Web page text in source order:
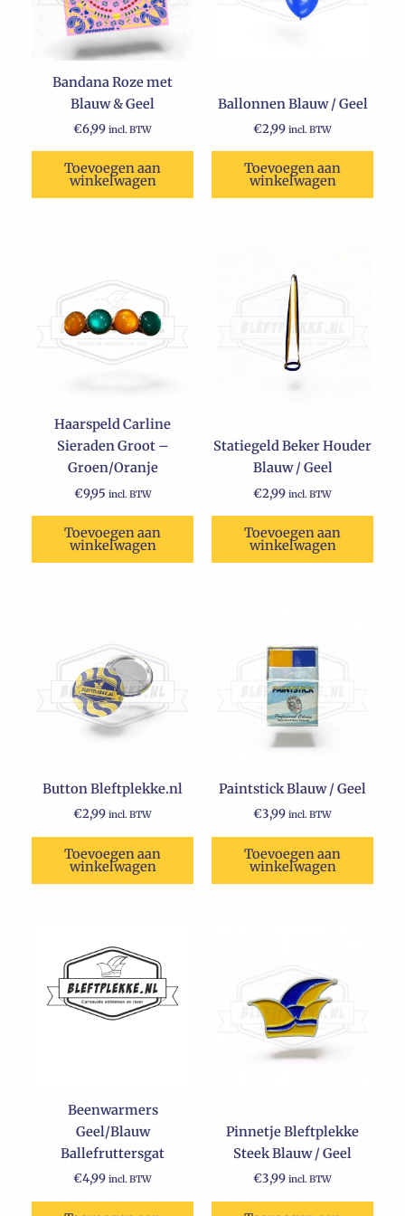
Bandana Roze met
Blauw & Geel
€6,99 incl. BTW
Toevoegen aan
winkelwagen
Ballonnen Blauw / Geel
€2,99 incl. BTW
Toevoegen aan
winkelwagen
Haarspeld Carline
Sieraden Groot –
Groen/Oranje
€9,95 incl. BTW
Toevoegen aan
winkelwagen
Statiegeld Beker Houder
Blauw / Geel
€2,99 incl. BTW
Toevoegen aan
winkelwagen
Button Bleftplekke.nl
€2,99 incl. BTW
Toevoegen aan
winkelwagen
Paintstick Blauw / Geel
€3,99 incl. BTW
Toevoegen aan
winkelwagen
Beenwarmers
Geel/Blauw
Ballefruttersgat
€4,99 incl. BTW
Pinnetje Bleftplekke
Steek Blauw / Geel
€3,99 incl. BTW